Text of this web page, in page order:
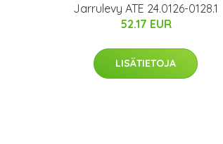
Jarrulevy ATE 24.0126-0128.1
52.17 EUR
LISÄTIETOJA